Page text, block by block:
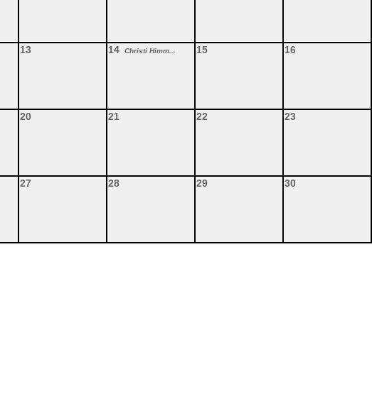
13 14 Christi Himm... 15 16
20 21 22 23
27 28 29 30